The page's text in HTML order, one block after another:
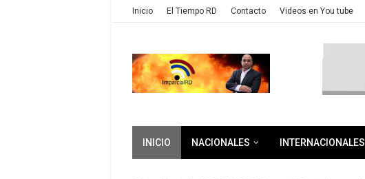
Inicio El Tiempo RD Contacto Videos en You tube
INICIO NACIONALES INTERNACIONALES